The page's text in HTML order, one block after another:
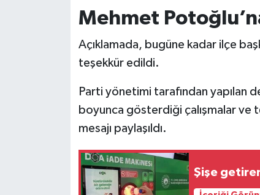
Mehmet
Açıklamada, bugüne kadar ilçe
teşekkür edildi.
Parti yönetimi tarafından yapılan
boyunca gösterdiği çalışmalar ve
mesajı paylaşıldı.
Şişe